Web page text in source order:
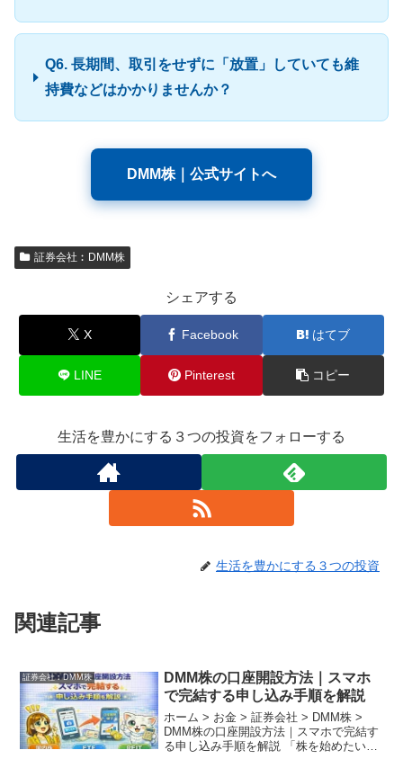
Q6. 長期間、取引をせずに「放置」していても維
持費などはかかりませんか？
DMM株｜公式サイトへ
証券会社︰DMM株
シェアする
X Facebook はてブ
LINE Pinterest コピー
生活を豊かにする３つの投資をフォローする
生活を豊かにする３つの投資
関連記事
証券会社︰DMM株
DMM株の口座開設方法｜スマホ
で完結する申し込み手順を解説
ホーム > お金 > 証券会社 > DMM株 >
DMM株の口座開設方法｜スマホで完結す
る申し込み手順を解説 「株を始めたいけ